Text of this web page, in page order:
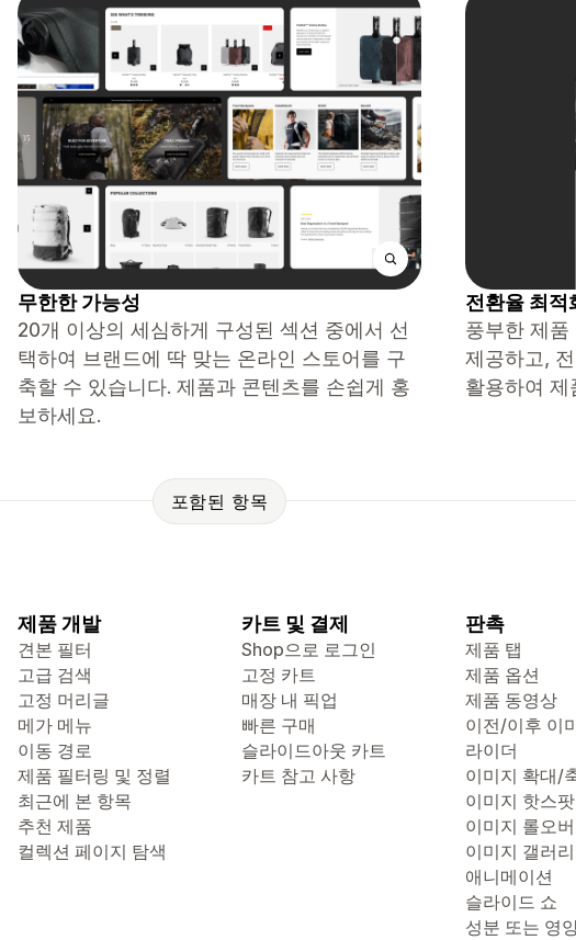
무한한 가능성
20개 이상의 세심하게 구성된 섹션 중에서 선
택하여 브랜드에 딱 맞는 온라인 스토어를 구
축할 수 있습니다. 제품과 콘텐츠를 손쉽게 홍
보하세요.
전환율 최적
풍부한 제
제공하고,
활용하여 제
포함된 항목
제품 개발
견본 필터
고급 검색
고정 머리글
메가 메뉴
이동 경로
제품 필터링 및 정렬
최근에 본 항목
추천 제품
컬렉션 페이지 탐색
카트 및 결제
Shop으로 로그인
고정 카트
매장 내 픽업
빠른 구매
슬라이드아웃 카트
카트 참고 사항
판촉
제품 탭
제품 옵션
제품 동영상
이전/이후 이
라이더
이미지 확대/
이미지 핫스팟
이미지 롤오버
이미지 갤러리
애니메이션
슬라이드 쇼
성분 또는 영